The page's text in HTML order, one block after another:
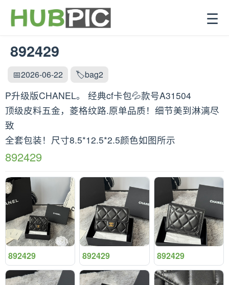
☰
892429
📅2026-06-22 🏷️bag2
P升级版CHANEL。 经典cf卡包💦款号A31504
顶级皮料五金，菱格纹路.原单品质！细节美到淋漓尽
致
全套包装！尺寸8.5*12.5*2.5颜色如图所示
892429
892429 892429 892429